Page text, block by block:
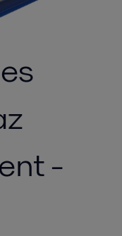
-